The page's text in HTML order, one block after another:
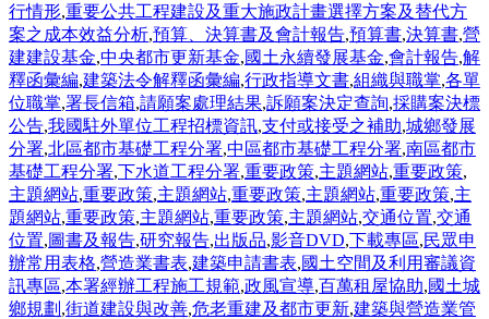
行情形,重要公共工程建設及重大施政計畫選擇方案及替代方
案之成本效益分析,預算、決算書及會計報告,預算書,決算書,營
建建設基金,中央都市更新基金,國土永續發展基金,會計報告,解
釋函彙編,建築法令解釋函彙編,行政指導文書,組織與職掌,各單
位職掌,署長信箱,請願案處理結果,訴願案決定查詢,採購案決標
公告,我國駐外單位工程招標資訊,支付或接受之補助,城鄉發展
分署,北區都市基礎工程分署,中區都市基礎工程分署,南區都市
基礎工程分署,下水道工程分署,重要政策,主題網站,重要政策,
主題網站,重要政策,主題網站,重要政策,主題網站,重要政策,主
題網站,重要政策,主題網站,重要政策,主題網站,交通位置,交通
位置,圖書及報告,研究報告,出版品,影音DVD,下載專區,民眾申
辦常用表格,營造業書表,建築申請書表,國土空間及利用審議資
訊專區,本署經辦工程施工規範,政風宣導,百萬租屋協助,國土城
鄉規劃 ,街道建設與改善,危老重建及都市更新,建築與營造業管